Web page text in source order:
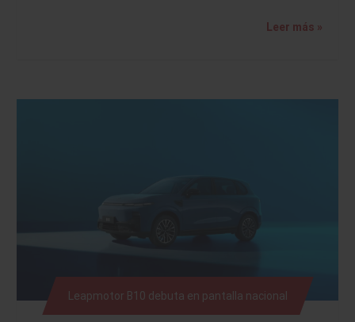
Leer más »
Leapmotor B10 debuta en pantalla nacional